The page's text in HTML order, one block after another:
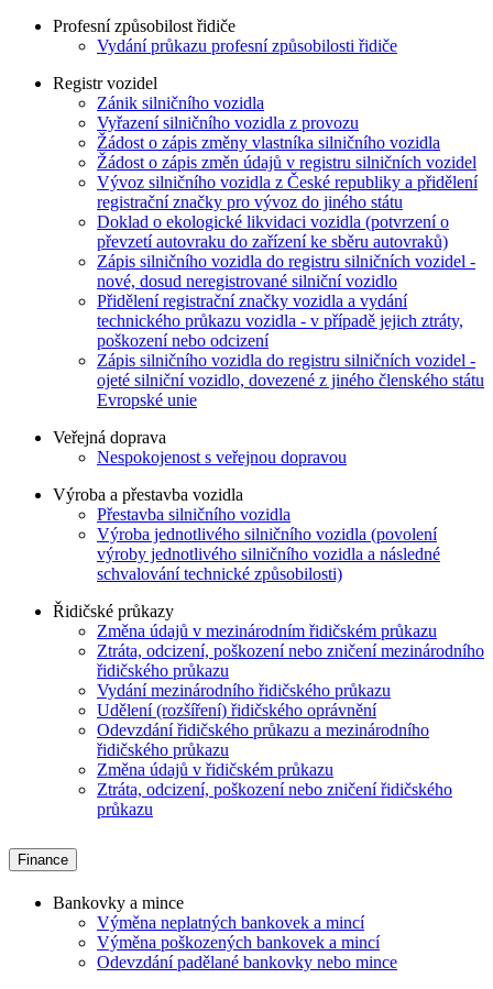
Profesní způsobilost řidiče
Vydání průkazu profesní způsobilosti řidiče
Registr vozidel
Zánik silničního vozidla
Vyřazení silničního vozidla z provozu
Žádost o zápis změny vlastníka silničního vozidla
Žádost o zápis změn údajů v registru silničních vozidel
Vývoz silničního vozidla z České republiky a přidělení
registrační značky pro vývoz do jiného státu
Doklad o ekologické likvidaci vozidla (potvrzení o
převzetí autovraku do zařízení ke sběru autovraků)
Zápis silničního vozidla do registru silničních vozidel -
nové, dosud neregistrované silniční vozidlo
Přidělení registrační značky vozidla a vydání
technického průkazu vozidla - v případě jejich ztráty,
poškození nebo odcizení
Zápis silničního vozidla do registru silničních vozidel -
ojeté silniční vozidlo, dovezené z jiného členského státu
Evropské unie
Veřejná doprava
Nespokojenost s veřejnou dopravou
Výroba a přestavba vozidla
Přestavba silničního vozidla
Výroba jednotlivého silničního vozidla (povolení
výroby jednotlivého silničního vozidla a následné
schvalování technické způsobilosti)
Řidičské průkazy
Změna údajů v mezinárodním řidičském průkazu
Ztráta, odcizení, poškození nebo zničení mezinárodního
řidičského průkazu
Vydání mezinárodního řidičského průkazu
Udělení (rozšíření) řidičského oprávnění
Odevzdání řidičského průkazu a mezinárodního
řidičského průkazu
Změna údajů v řidičském průkazu
Ztráta, odcizení, poškození nebo zničení řidičského
průkazu
Finance
Bankovky a mince
Výměna neplatných bankovek a mincí
Výměna poškozených bankovek a mincí
Odevzdání padělané bankovky nebo mince